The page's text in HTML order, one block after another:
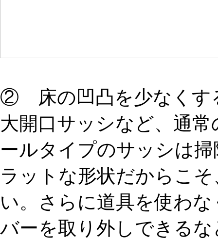
② 床の凹凸を少なくす
大開口サッシなど、通
ールタイプのサッシは
ラットな形状だからこ
い。さらに道具を使わ
バーを取り外しできる